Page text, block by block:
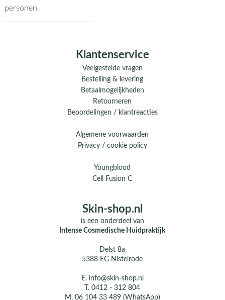
personen.
Klantenservice
Veelgestelde vragen
Bestelling & levering
Betaalmogelijkheden
Retourneren
Beoordelingen / klantreacties
Algemene voorwaarden
Privacy / cookie policy
Youngblood
Cell Fusion C
Skin-shop.nl
is een onderdeel van
Intense Cosmedische Huidpraktijk
Delst 8a
5388 EG Nistelrode
E. info@skin-shop.nl
T.0412 - 312 804
M. 06 104 33 489 (WhatsApp)